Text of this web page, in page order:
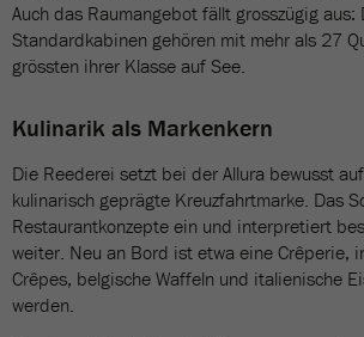
Auch das Raumangebot fällt grosszügig aus:
Standardkabinen gehören mit mehr als 27
grössten ihrer Klasse auf See.
Kulinarik als Markenkern
Die Reederei setzt bei der Allura bewusst
kulinarisch geprägte Kreuzfahrtmarke. Das
Restaurantkonzepte ein und interpretiert
weiter. Neu an Bord ist etwa eine Crêperie,
Crêpes, belgische Waffeln und italienische
werden.